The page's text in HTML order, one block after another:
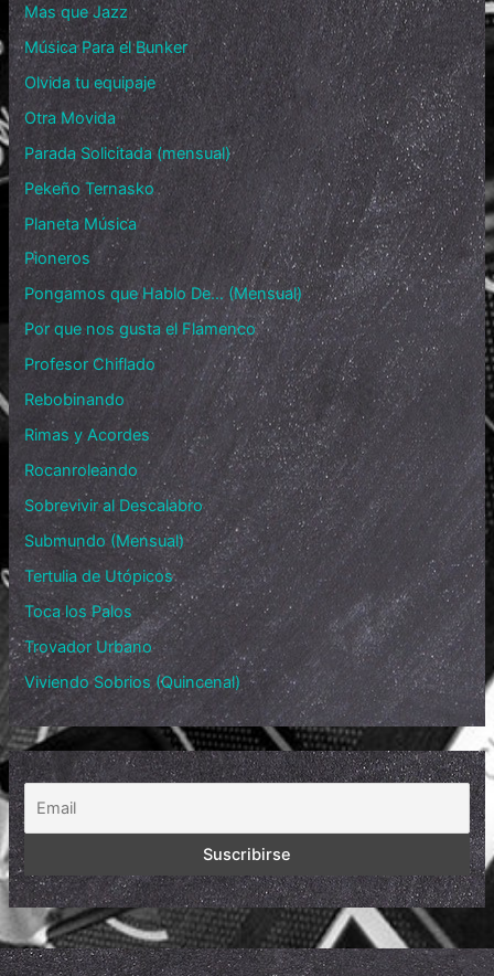
Mas que Jazz
Música Para el Bunker
Olvida tu equipaje
Otra Movida
Parada Solicitada (mensual)
Pekeño Ternasko
Planeta Música
Pioneros
Pongamos que Hablo De… (Mensual)
Por que nos gusta el Flamenco
Profesor Chiflado
Rebobinando
Rimas y Acordes
Rocanroleando
Sobrevivir al Descalabro
Submundo (Mensual)
Tertulia de Utópicos
Toca los Palos
Trovador Urbano
Viviendo Sobrios (Quincenal)